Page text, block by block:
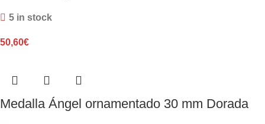
5 in stock
50,60€
Medalla Ángel ornamentado 30 mm Dorada